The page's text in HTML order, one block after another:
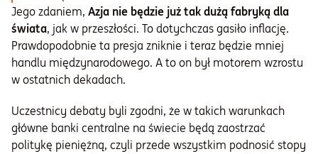
Jego zdaniem, Azja nie będzie już tak dużą fabryką dla
świata, jak w przeszłości. To dotychczas gasiło inflację.
Prawdopodobnie ta presja zniknie i teraz będzie mniej
handlu międzynarodowego. A to on był motorem wzrostu
w ostatnich dekadach.
Uczestnicy debaty byli zgodni, że w takich warunkach
główne banki centralne na świecie będą zaostrzać
politykę pieniężną, czyli przede wszystkim podnosić stopy